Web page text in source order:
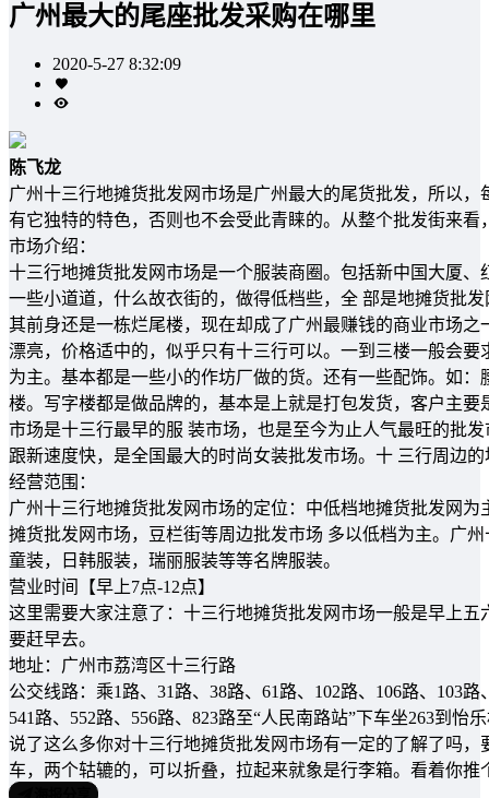
广州最大的尾座批发采购在哪里
2020-5-27 8:32:09
陈飞龙
广州十三行地摊货批发网市场是广州最大的尾货批发，所以
有它独特的特色，否则也不会受此青睐的。从整个批发街来
市场介绍：
十三行地摊货批发网市场是一个服装商圈。包括新中国大厦
一些小道道，什么故衣街的，做得低档些，全 部是地摊货批
其前身还是一栋烂尾楼，现在却成了广州最赚钱的商业市场
漂亮，价格适中的，似乎只有十三行可以。一到三楼一般会
为主。基本都是一些小的作坊厂做的货。还有一些配饰。如
楼。写字楼都是做品牌的，基本是上就是打包发货，客户主
市场是十三行最早的服 装市场，也是至今为止人气最旺的批
跟新速度快，是全国最大的时尚女装批发市场。十 三行周边
经营范围：
广州十三行地摊货批发网市场的定位：中低档地摊货批发网
摊货批发网市场，豆栏街等周边批发市场 多以低档为主。广
童装，日韩服装，瑞丽服装等等名牌服装。
营业时间【早上7点-12点】
这里需要大家注意了：十三行地摊货批发网市场一般是早上
要赶早去。
地址：广州市荔湾区十三行路
公交线路：乘1路、31路、38路、61路、102路、106路、103
541路、552路、556路、823路至“人民南路站”下车坐263到怡
说了这么多你对十三行地摊货批发网市场有一定的了解了吗
车，两个轱辘的，可以折叠，拉起来就象是行李箱。看着你